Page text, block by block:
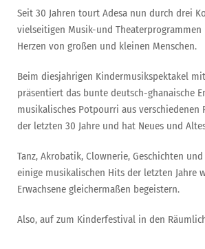
Seit 30 Jahren tourt Adesa nun durch drei
vielseitigen Musik-und
Herzen von großen und kleinen Menschen.
Beim diesjahrigen Kindermusikspektakel
präsentiert das bunte deutsch-ghanaische
musikalisches Potpourri aus verschiedenen
der letzten 30 Jahre und hat Neues und
Tanz, Akrobatik, Clownerie, Geschichten
einige musikalischen Hits der letzten Jahre
Erwachsene gleichermaßen begeistern.
Also, auf zum Kinderfestival in den